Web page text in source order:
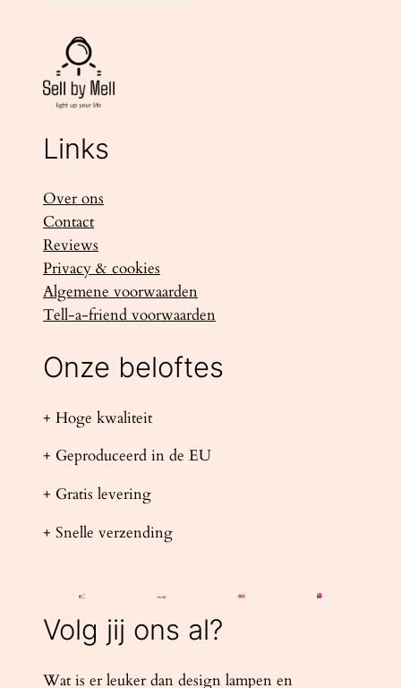
Links
Over ons
Contact
Reviews
Privacy & cookies
Algemene voorwaarden
Tell-a-friend voorwaarden
Onze beloftes
+ Hoge kwaliteit
+ Geproduceerd in de EU
+ Gratis levering
+ Snelle verzending
Volg jij ons al?
Wat is er leuker dan design lampen en